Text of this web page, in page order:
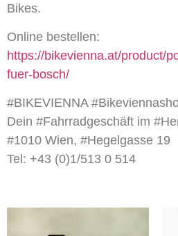
Bikes.
Online bestellen:
https://bikevienna.at/product/
fuer-bosch/
#BIKEVIENNA
Dein #Fahrradgeschäft im
#1010 Wien, #Hegelgasse 19
Tel: +43 (0)1/513 0 514